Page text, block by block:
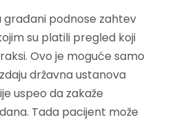
građani podnose zahtev
su platili pregled koji
Ovo je moguće samo
državna ustanova
uspeo da zakaže
Tada pacijent može